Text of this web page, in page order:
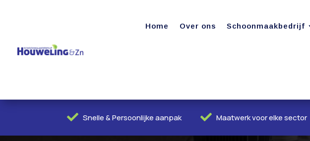
Home Over ons Schoonmaakbedrijf
 Snelle & Persoonlijke aanpak  Maatwerk voor elke sector